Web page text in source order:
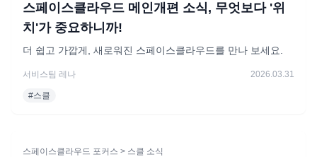
스페이스클라우드 메인개편 소식, 무엇보다 '위
치'가 중요하니까!
더 쉽고 가깝게, 새로워진 스페이스클라우드를 만나 보세요.
서비스팀 레나 2026.03.31
#스클
스페이스클라우드 포커스 > 스클 소식